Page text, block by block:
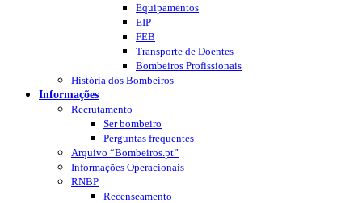
Equipamentos
EIP
FEB
Transporte de Doentes
Bombeiros Profissionais
História dos Bombeiros
Informações
Recrutamento
Ser bombeiro
Perguntas frequentes
Arquivo “Bombeiros.pt”
Informações Operacionais
RNBP
Recenseamento